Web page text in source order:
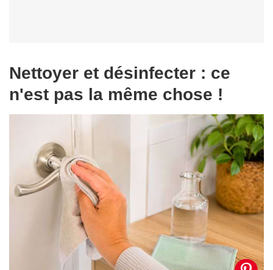
Nettoyer et désinfecter : ce
n'est pas la même chose !